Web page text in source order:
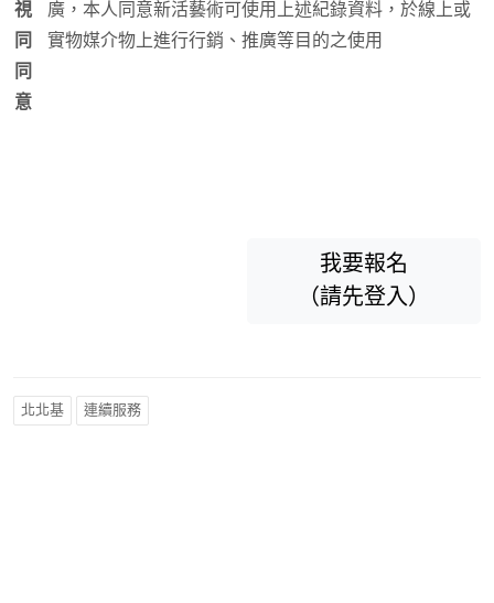
視
同
同
意
廣，本人同意新活藝術可使用上述紀錄資料，於線上或
實物媒介物上進行行銷、推廣等目的之使用
我要報名
（請先登入）
北北基 連續服務